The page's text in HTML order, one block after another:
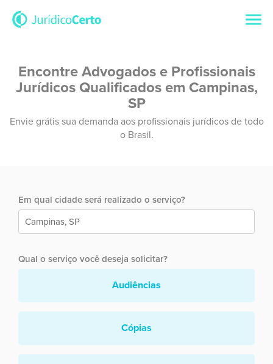
Encontre Advogados e Profissionais
Jurídicos Qualificados em Campinas,
SP
Envie grátis sua demanda aos profissionais jurídicos de todo
o Brasil.
Em qual cidade será realizado o serviço?
Qual o serviço você deseja solicitar?
Audiências
Cópias